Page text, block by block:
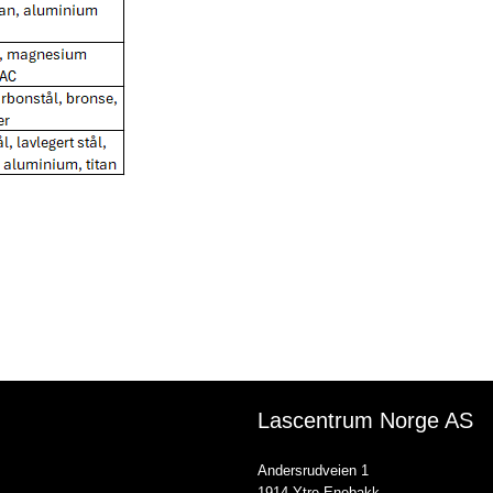
Lascentrum Norge AS
Andersrudveien 1